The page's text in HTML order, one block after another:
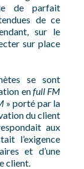
de parfait
de ce
sur le
sur place
se sont
enfull FM
» porté par la
du client
aux
l’exigence
et d’une
client.